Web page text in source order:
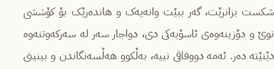
شکست بزانرێت، گەر ببێت وانەیەک و هاندەرێک بۆ کۆششی
نوێ و دۆزینەوەی ئاسۆیەکی دی، دواجار سەر لە سەرکەوتنەوە
دێنێتە دەر. ئەمە دووفاقی نییە، بەڵکوو هەڵسەنگاندن و بینینی